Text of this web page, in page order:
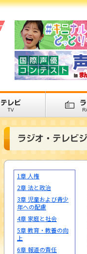
1章 人権
2章 法と政治
3章 児童および青少
年への配慮
4章 家庭と社会
5章 教育・教養の向
上
6章 報道の責任